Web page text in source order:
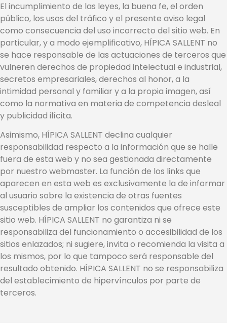
El incumplimiento de las leyes, la buena fe, el orden
público, los usos del tráfico y el presente aviso legal
como consecuencia del uso incorrecto del sitio web. En
particular, y a modo ejemplificativo, HÍPICA SALLENT no
se hace responsable de las actuaciones de terceros que
vulneren derechos de propiedad intelectual e industrial,
secretos empresariales, derechos al honor, a la
intimidad personal y familiar y a la propia imagen, así
como la normativa en materia de competencia desleal
y publicidad ilícita.
Asimismo, HÍPICA SALLENT declina cualquier
responsabilidad respecto a la información que se halle
fuera de esta web y no sea gestionada directamente
por nuestro webmaster. La función de los links que
aparecen en esta web es exclusivamente la de informar
al usuario sobre la existencia de otras fuentes
susceptibles de ampliar los contenidos que ofrece este
sitio web. HÍPICA SALLENT no garantiza ni se
responsabiliza del funcionamiento o accesibilidad de los
sitios enlazados; ni sugiere, invita o recomienda la visita a
los mismos, por lo que tampoco será responsable del
resultado obtenido. HÍPICA SALLENT no se responsabiliza
del establecimiento de hipervínculos por parte de
terceros.